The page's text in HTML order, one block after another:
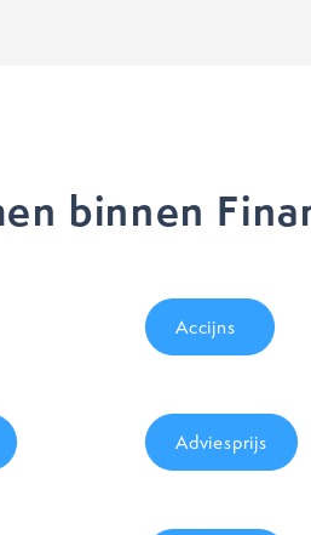
binnen
Accijns
Adviesprijs